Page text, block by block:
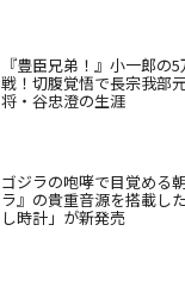
『豊臣兄弟！』小一郎の
戦！切腹覚悟で長宗我部
将・谷忠澄の生涯
ゴジラの咆哮で目覚める
ラ』の貴重音源を搭載し
し時計」が新発売